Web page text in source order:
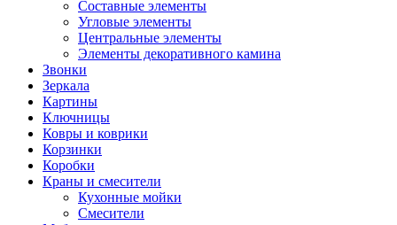
Составные элементы
Угловые элементы
Центральные элементы
Элементы декоративного камина
Звонки
Зеркала
Картины
Ключницы
Ковры и коврики
Корзинки
Коробки
Краны и смесители
Кухонные мойки
Смесители